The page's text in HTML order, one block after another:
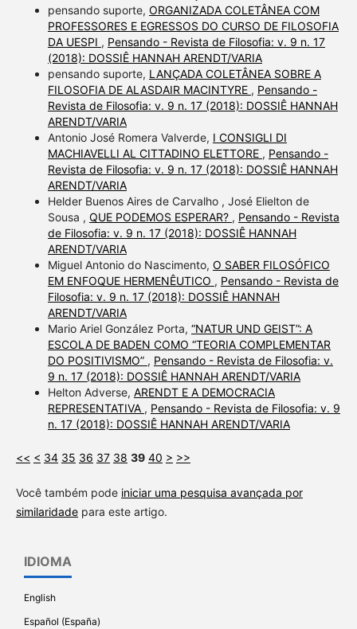
pensando suporte, ORGANIZADA COLETÂNEA COM
PROFESSORES E EGRESSOS DO CURSO DE FILOSOFIA
DA UESPI , Pensando - Revista de Filosofia: v. 9 n. 17
(2018): DOSSIÊ HANNAH ARENDT/VARIA
pensando suporte, LANÇADA COLETÂNEA SOBRE A
FILOSOFIA DE ALASDAIR MACINTYRE , Pensando -
Revista de Filosofia: v. 9 n. 17 (2018): DOSSIÊ HANNAH
ARENDT/VARIA
Antonio José Romera Valverde, I CONSIGLI DI
MACHIAVELLI AL CITTADINO ELETTORE , Pensando -
Revista de Filosofia: v. 9 n. 17 (2018): DOSSIÊ HANNAH
ARENDT/VARIA
Helder Buenos Aires de Carvalho , José Elielton de
Sousa , QUE PODEMOS ESPERAR? , Pensando - Revista
de Filosofia: v. 9 n. 17 (2018): DOSSIÊ HANNAH
ARENDT/VARIA
Miguel Antonio do Nascimento, O SABER FILOSÓFICO
EM ENFOQUE HERMENÊUTICO , Pensando - Revista de
Filosofia: v. 9 n. 17 (2018): DOSSIÊ HANNAH
ARENDT/VARIA
Mario Ariel González Porta, “NATUR UND GEIST”: A
ESCOLA DE BADEN COMO “TEORIA COMPLEMENTAR
DO POSITIVISMO” , Pensando - Revista de Filosofia: v.
9 n. 17 (2018): DOSSIÊ HANNAH ARENDT/VARIA
Helton Adverse, ARENDT E A DEMOCRACIA
REPRESENTATIVA , Pensando - Revista de Filosofia: v. 9
n. 17 (2018): DOSSIÊ HANNAH ARENDT/VARIA
<< < 34 35 36 37 38 39 40 > >>
Você também pode iniciar uma pesquisa avançada por
similaridadepara este artigo.
IDIOMA
English
Español (España)